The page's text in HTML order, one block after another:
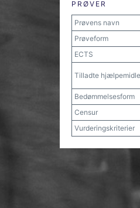
PRØVER
Prøvens navn
Prøveform
ECTS
Tilladte
Bedømmelsesform
Censur
Vurderingskriterier